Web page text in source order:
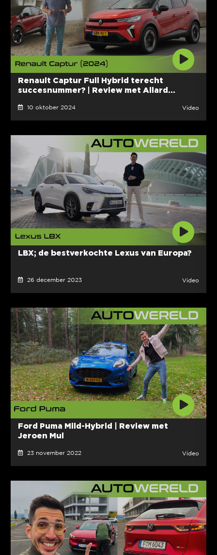
Renault Captur Full Hybrid terecht
succesnummer? | Review met Allard...
10 oktober 2024 Video
LBX; de bestverkochte Lexus van Europa?
26 december 2023 Video
Ford Puma Mild-Hybrid | Review met
Jeroen Mul
23 november 2022 Video